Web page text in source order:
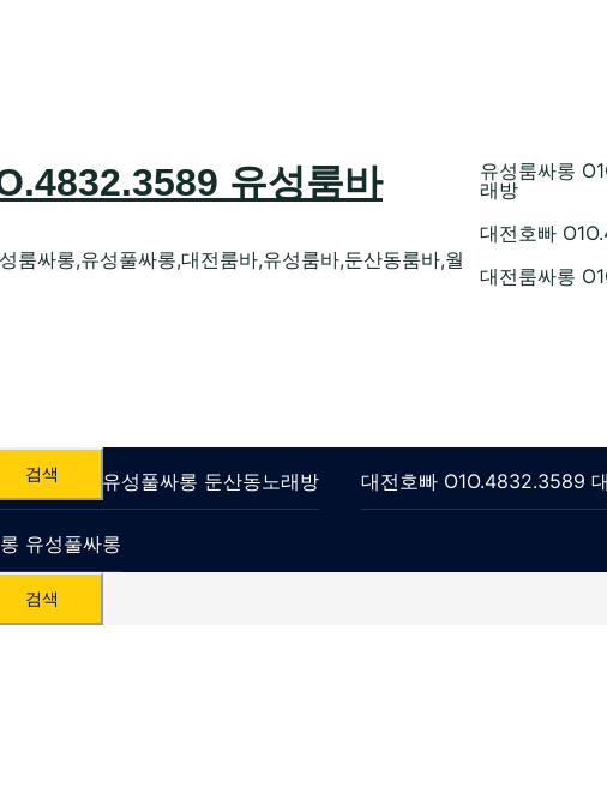
유성룸바
룸싸롱,유성풀싸롱,대전룸바,유성룸바,둔산동룸바,월
유성룸싸롱
래방
대전호빠
대전룸싸롱
가라오케 유성풀싸롱 둔산동노래방 대전호빠 O1O.4832.3589
유성풀싸롱